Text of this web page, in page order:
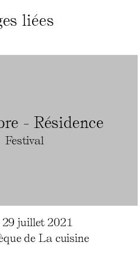
liées
- Résidence
Festival
juillet 2021
de La cuisine